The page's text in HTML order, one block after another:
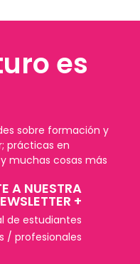
es
sobre formación y
prácticas en
muchas cosas más
A NUESTRA
+​
de estudiantes
/ profesionales